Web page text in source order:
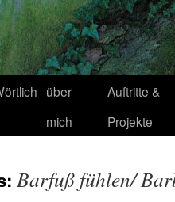
über
mich
Auftritte &
Projekte
Barfuß fühlen/